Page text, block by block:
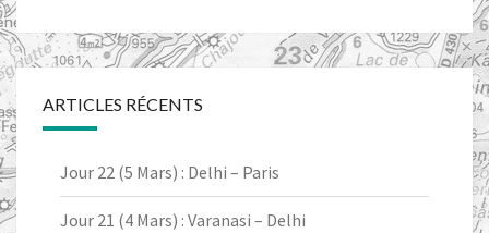
ARTICLES RÉCENTS
Jour 22 (5 Mars) : Delhi – Paris
Jour 21 (4 Mars) : Varanasi – Delhi